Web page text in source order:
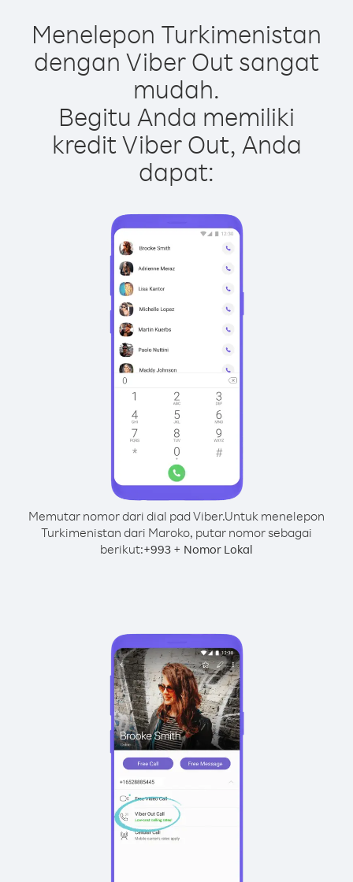
Menelepon Turkimenistan
dengan Viber Out sangat
mudah.
Begitu Anda memiliki
kredit Viber Out, Anda
dapat:
Memutar nomor dari dial pad Viber.Untuk menelepon
Turkimenistan dari Maroko, putar nomor sebagai
berikut:+993 + Nomor Lokal